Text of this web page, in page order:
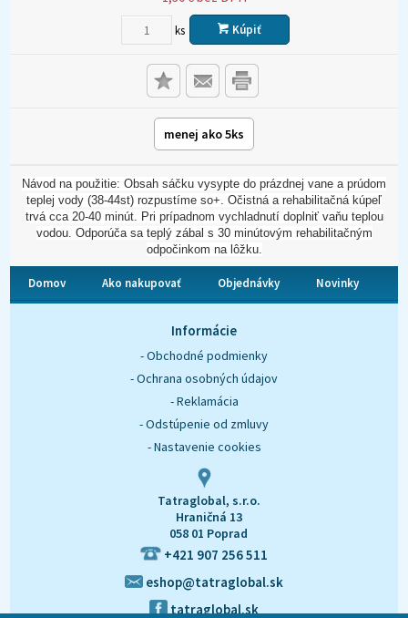
ks Kúpiť
menej ako 5ks
Návod na použitie: Obsah sáčku vysypte do prázdnej vane a prúdom
teplej vody (38-44st) rozpustíme so+. Očistná a rehabilitačná kúpeľ
trvá cca 20-40 minút. Pri prípadnom vychladnutí doplniť vaňu teplou
vodou. Odporúča sa teplý zábal s 30 minútovým rehabilitačným
odpočinkom na lôžku.
Domov Ako nakupovať Objednávky Novinky
Informácie
- Obchodné podmienky
- Ochrana osobných údajov
- Reklamácia
- Odstúpenie od zmluvy
- Nastavenie cookies
Tatraglobal, s.r.o.
Hraničná 13
058 01 Poprad
+421 907 256 511
eshop@tatraglobal.sk
tatraglobal.sk